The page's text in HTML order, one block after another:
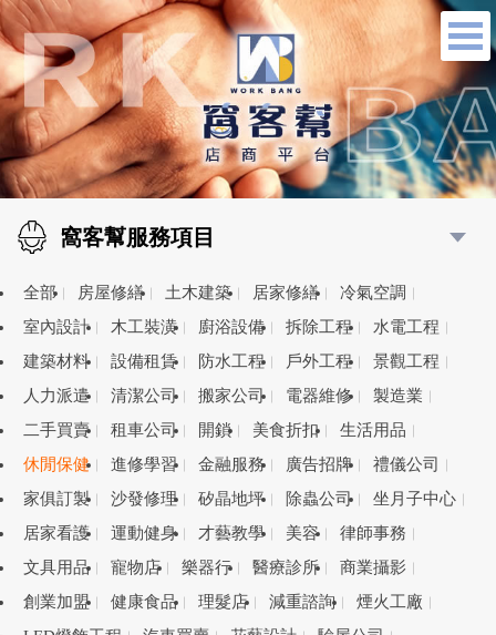
窩客幫服務項目
全部 房屋修繕 土木建築 居家修繕
冷氣空調
室內設計
木工裝潢 廚浴設備 拆除工程
水電工程
建築材料
設備租賃 防水工程 戶外工程
景觀工程
人力派遣
清潔公司 搬家公司 電器維修
製造業
二手買賣
租車公司 開鎖 美食折扣
生活用品
休閒保健
進修學習 金融服務 廣告招牌
禮儀公司
家俱訂製
沙發修理 矽晶地坪 除蟲公司
坐月子中心
居家看護
運動健身 才藝教學 美容
律師事務
文具用品
寵物店 樂器行 醫療診所
商業攝影
創業加盟
健康食品 理髮店 減重諮詢
煙火工廠